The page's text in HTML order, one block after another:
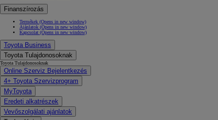
Finanszírozás
Termékek (Opens in new window)
Ajánlatok (Opens in new window)
Kapcsolat (Opens in new window)
Toyota Business
Toyota Tulajdonosoknak
Toyota Tulajdonosoknak
Online Szerviz Bejelentkezés
4+ Toyota Szervizprogram
MyToyota
Eredeti alkatrészek
Vevőszolgálati ajánlatok